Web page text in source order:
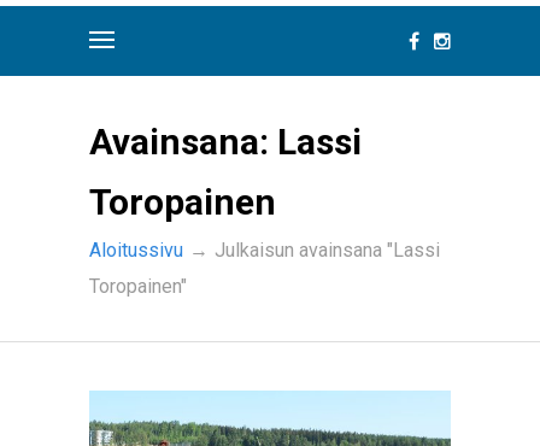
Avainsana: Lassi
Toropainen
Aloitussivu → Julkaisun avainsana "Lassi
Toropainen"